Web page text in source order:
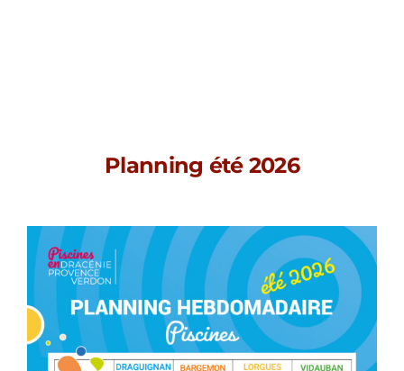
Planning été 2026